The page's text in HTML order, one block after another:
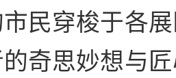
民穿梭于各
奇思妙想与匠